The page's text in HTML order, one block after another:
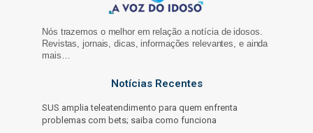
Nós trazemos o melhor em relação a notícia de idosos.
Revistas, jornais, dicas, informações relevantes, e ainda
mais…
Notícias Recentes
SUS amplia teleatendimento para quem enfrenta
problemas com bets; saiba como funciona